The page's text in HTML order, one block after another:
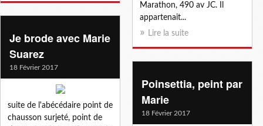
Marathon, 490 av JC. Il
appartenait...
Lire la suite
Je brode avec Marie
Suarez
18 Février 2017
suite de l'abécédaire point de
chausson surjeté, point de
Poinsettia, peint par
Marie
18 Février 2017